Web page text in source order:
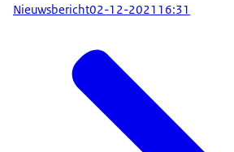
Nieuwsbericht02-12-2021 16:31